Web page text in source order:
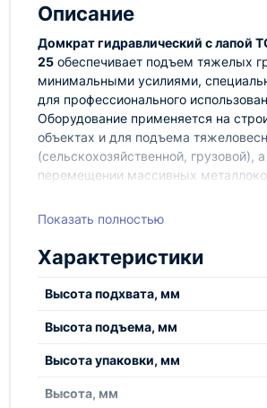
Описание
Домкрат гидравлический с лапой
25 обеспечивает подъем тяжелых
минимальными усилиями,
для профессионального
Оборудование применяется на
объектах и для подъема
(сельскохозяйственной, грузовой),
перемещении массивных
процессов в автомастерских,
Преимущества
Возможность использования в
(в уличных условиях и
помещениях). Гидравлическое
меняет своих свойств при
Показать полностью
Характеристики
Высота подхвата, мм
Высота подъема, мм
Высота упаковки, мм
Высота, мм